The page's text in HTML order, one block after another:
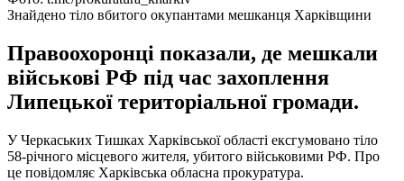
Знайдено тіло вбитого окупантами мешканця Харківщини
Правоохоронці показали, де мешкали
військові РФ під час захоплення
Липецької територіальної громади.
У Черкаських Тишках Харківської області ексгумовано тіло
58-річного місцевого жителя, убитого військовими РФ. Про
це повідомляє Харківська обласна прокуратура.